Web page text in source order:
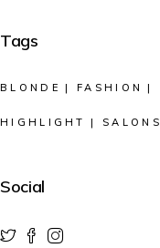
Tags
BLONDE FASHION
HIGHLIGHT SALONS
Social